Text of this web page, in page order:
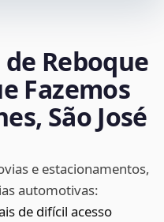
Reboque
Fazemos
São José
e estacionamentos,
automotivas:
de difícil acesso